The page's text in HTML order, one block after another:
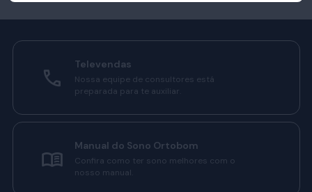
Televendas
Nossa equipe de consultores está
preparada para te auxiliar.
Manual do Sono Ortobom
Confira como ter sono melhores com o
nosso manual.